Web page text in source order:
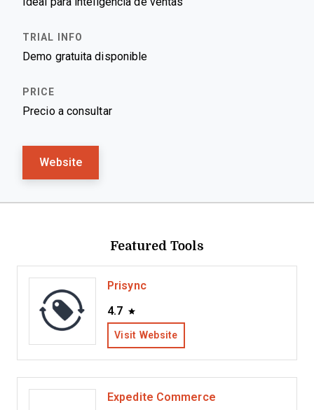
Demo gratuita disponible
Precio a consultar
Website
Featured Tools
Prisync
4.7
Visit Website
Expedite Commerce